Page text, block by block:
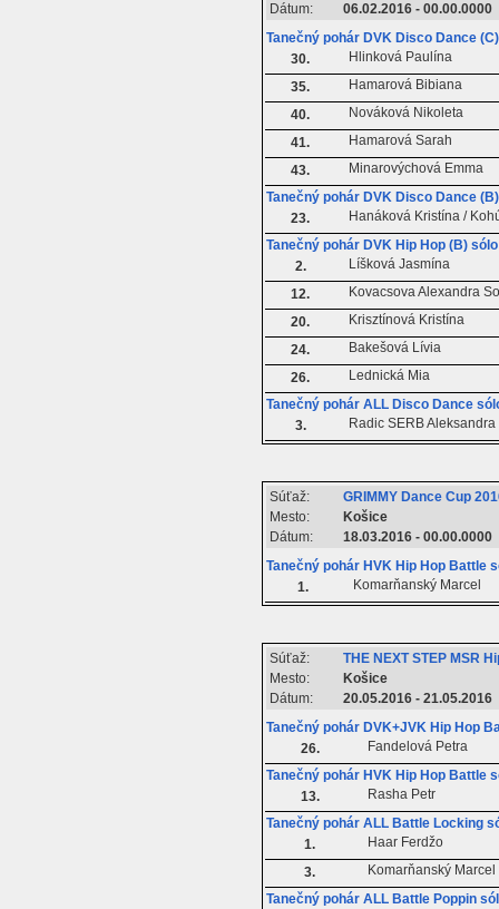
Dátum:
06.02.2016 - 00.00.0000
Tanečný pohár DVK Disco Dance
30.
Hlinková Paulína
35.
Hamarová Bibiana
40.
Nováková Nikoleta
41.
Hamarová Sarah
43.
Minarovýchová Emma
Tanečný pohár DVK Disco Dance
23.
Hanáková Kristína /
Tanečný pohár DVK Hip Hop (B)
2.
Líšková Jasmína
12.
Kovacsova Alexandra
20.
Krisztínová Kristína
24.
Bakešová Lívia
26.
Lednická Mia
Tanečný pohár ALL Disco Dance
3.
Radic SERB Aleksandra
Súťaž:
GRIMMY Dance Cup
Mesto:
Košice
Dátum:
18.03.2016 - 00.00.0000
Tanečný pohár HVK Hip Hop Battle
1.
Komarňanský Marcel
Súťaž:
THE NEXT STEP MSR
Mesto:
Košice
Dátum:
20.05.2016 - 21.05.2016
Tanečný pohár DVK+JVK Hip Hop
26.
Fandelová Petra
Tanečný pohár HVK Hip Hop Battle
13.
Rasha Petr
Tanečný pohár ALL Battle Locking
1.
Haar Ferdžo
3.
Komarňanský Marcel
Tanečný pohár ALL Battle Poppin